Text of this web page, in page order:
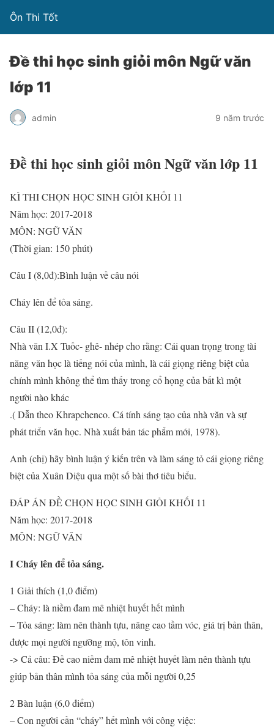
Ôn Thi Tốt
Đề thi học sinh giỏi môn Ngữ văn
lớp 11
admin 9 năm trước
Đề thi học sinh giỏi môn Ngữ văn lớp 11
KÌ THI CHỌN HỌC SINH GIỎI KHỐI 11
Năm học: 2017-2018
MÔN: NGỮ VĂN
(Thời gian: 150 phút)
Câu I (8,0đ):Bình luận về câu nói
Cháy lên để tỏa sáng.
Câu II (12,0đ):
Nhà văn I.X Tuốc- ghê- nhép cho rằng: Cái quan trọng trong tài
năng văn học là tiếng nói của mình, là cái giọng riêng biệt của
chính mình không thể tìm thấy trong cổ họng của bất kì một
người nào khác
.( Dẫn theo Khrapchenco. Cá tính sáng tạo của nhà văn và sự
phát triển văn học. Nhà xuất bản tác phẩm mới, 1978).
Anh (chị) hãy bình luận ý kiến trên và làm sáng tỏ cái giọng riêng
biệt của Xuân Diệu qua một số bài thơ tiêu biểu.
ĐÁP ÁN ĐỀ CHỌN HỌC SINH GIỎI KHỐI 11
Năm học: 2017-2018
MÔN: NGỮ VĂN
I Cháy lên để tỏa sáng.
1 Giải thích (1,0 điểm)
– Cháy: là niềm đam mê nhiệt huyết hết mình
– Tỏa sáng: làm nên thành tựu, nâng cao tầm vóc, giá trị bản thân,
được mọi người ngưỡng mộ, tôn vinh.
-> Cả câu: Đề cao niềm đam mê nhiệt huyết làm nên thành tựu
giúp bản thân mình tỏa sáng của mỗi người 0,25
2 Bàn luận (6,0 điểm)
– Con người cần “cháy” hết mình với công việc: